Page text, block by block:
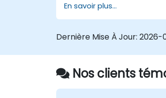
En savoir plus...
Dernière Mise À Jour: 2026-
Nos clients